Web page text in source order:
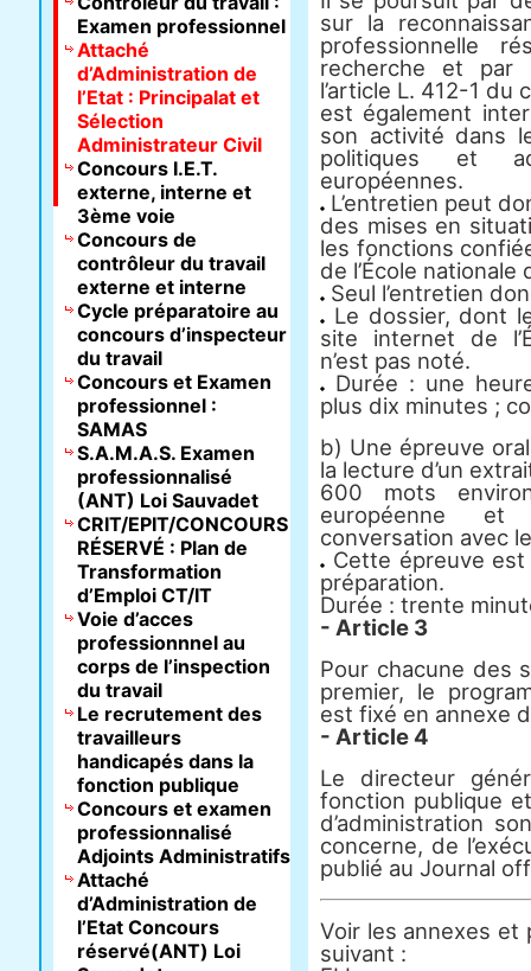
sur la
professionnelle
recherche et par
l’article L. 412-1 du
est également
son activité dans
politiques et
européennes.
L’entretien peut
des mises en
les fonctions
de l’École nationale
Seul l’entretien
Le dossier, dont
site internet de
n’est pas noté.
Durée : une
plus dix minutes ;
b) Une épreuve
la lecture d’un
600 mots
européenne et
conversation avec
Cette épreuve
préparation.
Durée : trente
- Article 3
Pour chacune des
premier, le
est fixé en annexe
- Article 4
Le directeur
fonction publique
d’administration
concerne, de
publié au Journal
Voir les annexes et
suivant :
Examen professionnel
Attaché
d’Administration de
l’Etat : Principalat et
Sélection
Administrateur Civil
Concours I.E.T.
externe, interne et
3ème voie
Concours de
contrôleur du travail
externe et interne
Cycle préparatoire au
concours d’inspecteur
du travail
Concours et Examen
professionnel :
SAMAS
S.A.M.A.S. Examen
professionnalisé
(ANT) Loi Sauvadet
CRIT/EPIT/CONCOURS
RÉSERVÉ : Plan de
Transformation
d’Emploi CT/IT
Voie d’acces
professionnnel au
corps de l’inspection
du travail
Le recrutement des
travailleurs
handicapés dans la
fonction publique
Concours et examen
professionnalisé
Adjoints Administratifs
Attaché
d’Administration de
l’Etat Concours
réservé(ANT) Loi